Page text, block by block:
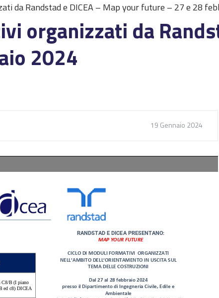
da Randstad e DICEA – Map your future – 27 e 28
organizzati da
2024
19 Gennaio 2024